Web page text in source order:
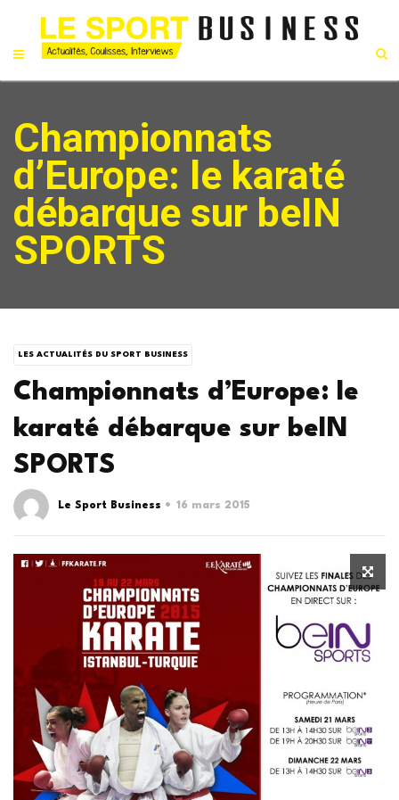
Championnats
d’Europe: le karaté
débarque sur beIN
SPORTS
LES ACTUALITÉS DU SPORT BUSINESS
Championnats d’Europe: le
karaté débarque sur beIN
SPORTS
Le Sport Business 16 mars 2015